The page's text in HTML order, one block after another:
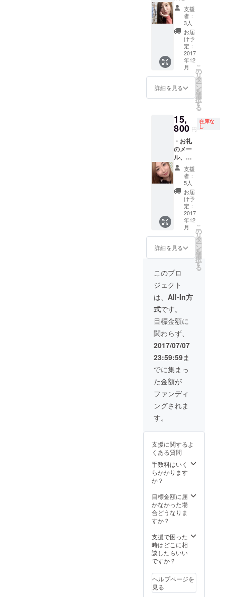
ル音源
※CD-R1
枚or2枚
にて発
送しま
す。
収録曲
名、曲
数、
CD-R枚
数は
しま
す。 ・
手作り
のネッ
ク
ウォー
マー ※
制作過
程の映
像を
ダウン
ロード
リンク
にてお
知らせ
つばさ
の名刺
像 ・手
作りの
レザー
アイテ
ム１点
色と
種類、
刻印の
有無を
お選び
いただ
きま
黒or茶
種
類：コ
イン
ケー
ス、
カード
ケー
ス、
名刺
入れ、
小物ト
レイ ※
制作過
程の映
像を
リンク
知らせ
支援
者：
3人
お届
け予
定：
2017
年12
月
詳細を見る
こ
の
リ
タ
ー
ン
を
選
択
す
る
15,
800 円
在庫な
し
・お礼
のメー
ル、映
像 ・撮
り下ろ
し自撮
り画像
・目覚
ましな
どのSE
セット
(wav
mp3）
・お礼
のお手
書きに
なりま
す） ・
手書き
クリス
マス
カード
・手書
きのバ
レンタ
イン
デー
カード
・オリ
ジナル
曲のイ
ンスト
音源 ・
のリ
ス音源
・オリ
ジナル
曲のオ
※CD-R1
枚or2枚
にて発
収録曲
名、曲
数、
CD-R枚
決まり
次第お
知らせ
支援
者：
5人
お届
け予
定：
2017
年12
月
詳細を見る
こ
の
リ
タ
ー
ン
を
選
択
す
る
このプロ
ジェクト
は、 All-In方
式です。
目標金額に
関わらず、
2017/07/07
23:59:59ま
でに集まっ
た金額が
ファンディ
ングされま
す。
支援に関するよ
くある質問
手数料はいく
らかかります
か？
目標金額に届
かなかった場
合どうなりま
すか？
支援で困った
時はどこに相
談したらいい
ですか？
ヘルプページを
見る